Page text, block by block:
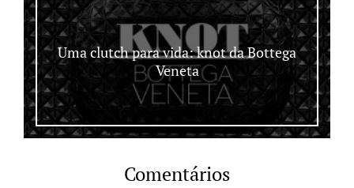
Uma clutch para vida: knot da Bottega
Veneta
Comentários